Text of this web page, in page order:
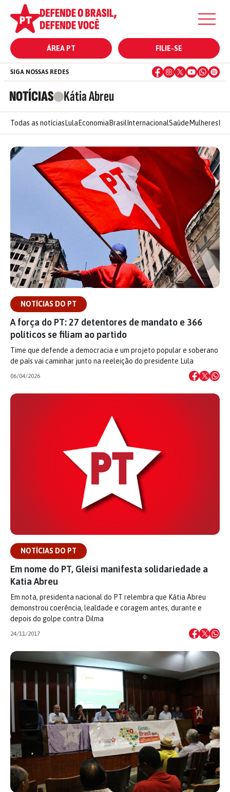
ÁREA PT FILIE-SE
NOTÍCIAS Kátia Abreu
SIGA NOSSAS REDES
Todas as notícias Lula Economia Brasil InternacionalSaúde Mulheres
NOTÍCIAS DO PT
A força do PT: 27 detentores de mandato e 366
políticos se filiam ao partido
Time que defende a democracia e um projeto popular e soberano
de país vai caminhar junto na reeleição do presidente Lula
06/04/2026
NOTÍCIAS DO PT
Em nome do PT, Gleisi manifesta solidariedade a
Katia Abreu
Em nota, presidenta nacional do PT relembra que Kátia Abreu
demonstrou coerência, lealdade e coragem antes, durante e
depois do golpe contra Dilma
24/11/2017